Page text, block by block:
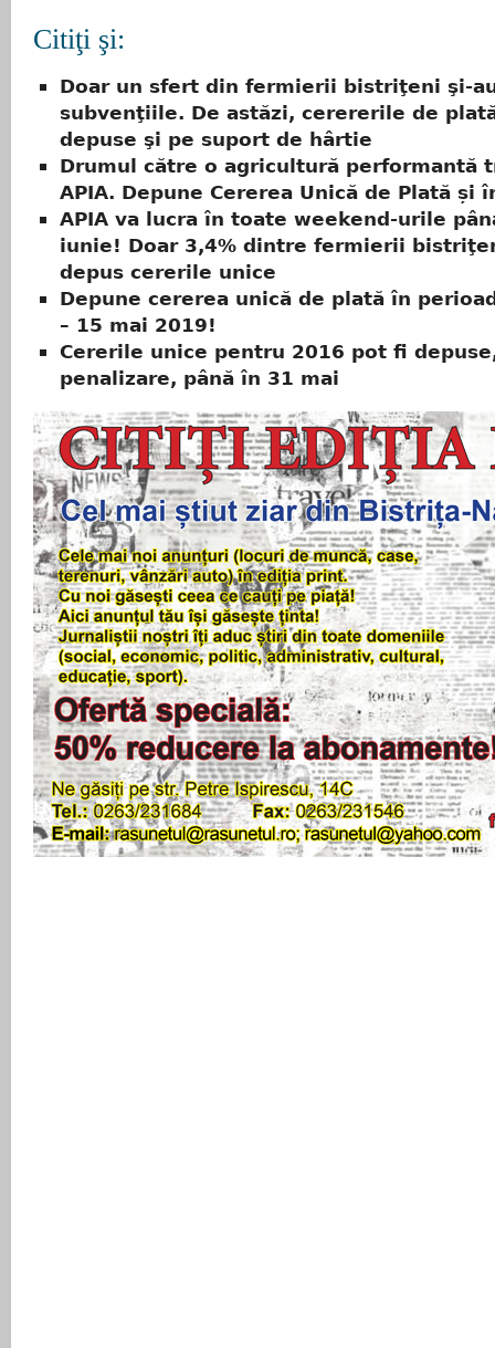
Citiţi şi:
Doar un sfert din fermierii bistriţeni şi-
subvenţiile. De astăzi, cerererile de
depuse şi pe suport de hârtie
Drumul către o agricultură performantă
APIA. Depune Cererea Unică de Plată și
APIA va lucra în toate weekend-urile
iunie! Doar 3,4% dintre fermierii
depus cererile unice
Depune cererea unică de plată în
– 15 mai 2019!
Cererile unice pentru 2016 pot fi
penalizare, până în 31 mai